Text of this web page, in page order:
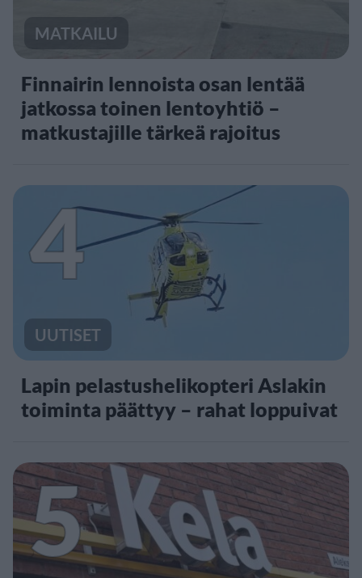
MATKAILU
Finnairin lennoista osan lentää
jatkossa toinen lentoyhtiö –
matkustajille tärkeä rajoitus
4
UUTISET
Lapin pelastushelikopteri Aslakin
toiminta päättyy – rahat loppuivat
5